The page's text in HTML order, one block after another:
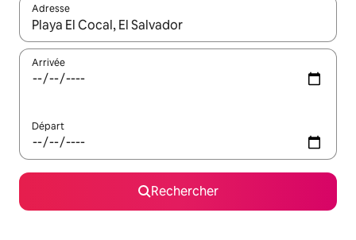
Adresse
Lorsque les résultats s'affichent, utilisez les flèches vers le
Arrivée
Départ
Rechercher